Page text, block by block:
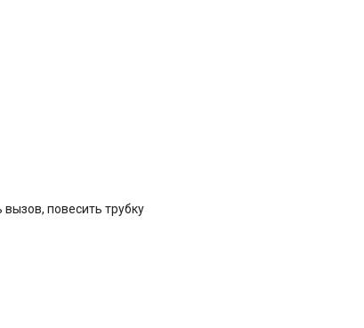
повесить трубку